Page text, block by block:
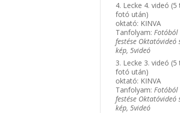
4. Lecke 4. videó (5
fotó után)
oktató: KINVA
Tanfolyam:Fotóból
festése Oktatóvideó
kép, 5videó
3. Lecke 3. videó (5
fotó után)
oktató: KINVA
Tanfolyam:Fotóból
festése Oktatóvideó
kép, 5videó